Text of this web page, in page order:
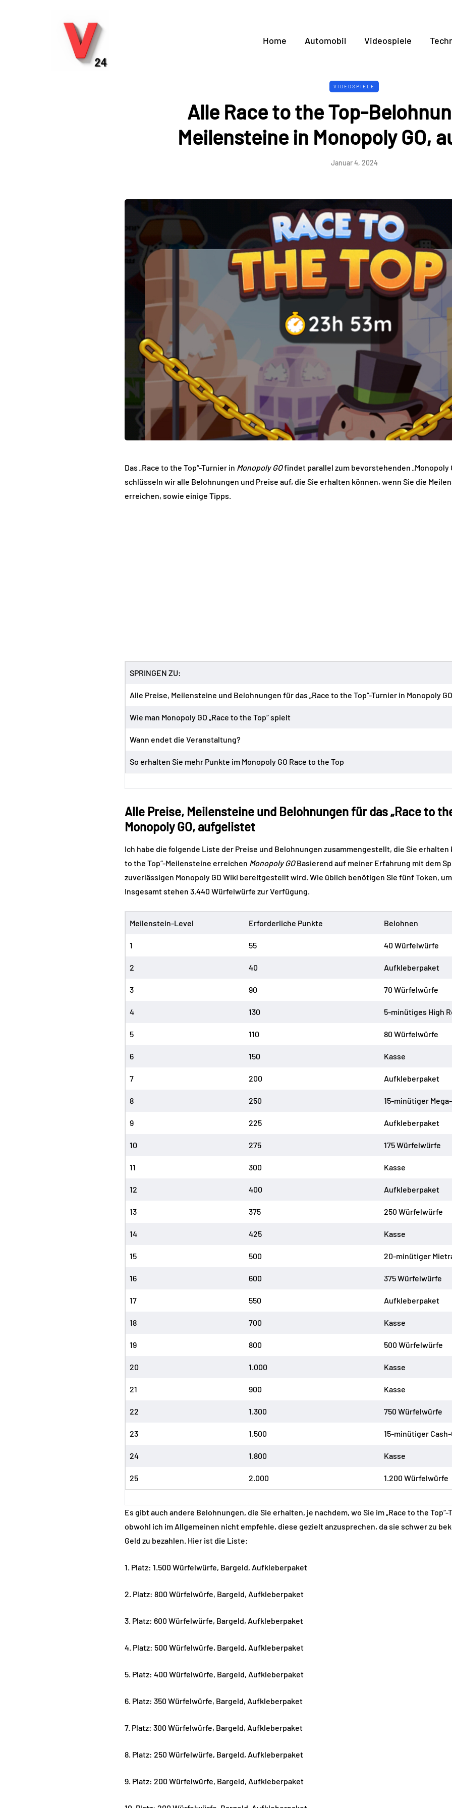
Home Automobil Videospiele
VIDEOSPIELE
Alle Race to the Top-
Meilensteine ​​in Monopoly GO,
Januar 4, 2024
Das „Race to the Top“-Turnier in Monopoly GOfindet parallel zum bevorstehenden
schlüsseln wir alle Belohnungen und Preise auf, die Sie erhalten können, wenn Sie die
erreichen, sowie einige Tipps.
SPRINGEN ZU:
Alle Preise, Meilensteine ​​und Belohnungen für das „Race to the Top“-Turnier in Monopoly
Wie man Monopoly GO „Race to the Top“ spielt
Wann endet die Veranstaltung?
So erhalten Sie mehr Punkte im Monopoly GO Race to the Top
Alle Preise, Meilensteine ​​und Belohnungen für das „Race to
Monopoly GO, aufgelistet
Ich habe die folgende Liste der Preise und Belohnungen zusammengestellt, die Sie erhalten
to the Top“-Meilensteine ​​erreichen Monopoly GOBasierend auf meiner Erfahrung mit dem
zuverlässigen Monopoly GO Wiki bereitgestellt wird. Wie üblich benötigen Sie fünf Token,
Insgesamt stehen 3.440 Würfelwürfe zur Verfügung.
Meilenstein-Level Erforderliche Punkte Belohnen
1 55 40 Würfelwürfe
2 40 Aufkleberpaket
3 90 70 Würfelwürfe
4 130 5-minütiges High
5 110 80 Würfelwürfe
6 150 Kasse
7 200 Aufkleberpaket
8 250 15-minütiger
9 225 Aufkleberpaket
10 275 175 Würfelwürfe
11 300 Kasse
12 400 Aufkleberpaket
13 375 250 Würfelwürfe
14 425 Kasse
15 500 20-minütiger
16 600 375 Würfelwürfe
17 550 Aufkleberpaket
18 700 Kasse
19 800 500 Würfelwürfe
20 1.000 Kasse
21 900 Kasse
22 1.300 750 Würfelwürfe
23 1.500 15-minütiger Cash-
24 1.800 Kasse
25 2.000 1.200 Würfelwürfe
Es gibt auch andere Belohnungen, die Sie erhalten, je nachdem, wo Sie im „Race to the Top“-
obwohl ich im Allgemeinen nicht empfehle, diese gezielt anzusprechen, da sie schwer zu
Geld zu bezahlen. Hier ist die Liste:
1. Platz: 1.500 Würfelwürfe, Bargeld, Aufkleberpaket
2. Platz: 800 Würfelwürfe, Bargeld, Aufkleberpaket
3. Platz: 600 Würfelwürfe, Bargeld, Aufkleberpaket
4. Platz: 500 Würfelwürfe, Bargeld, Aufkleberpaket
5. Platz: 400 Würfelwürfe, Bargeld, Aufkleberpaket
6. Platz: 350 Würfelwürfe, Bargeld, Aufkleberpaket
7. Platz: 300 Würfelwürfe, Bargeld, Aufkleberpaket
8. Platz: 250 Würfelwürfe, Bargeld, Aufkleberpaket
9. Platz: 200 Würfelwürfe, Bargeld, Aufkleberpaket